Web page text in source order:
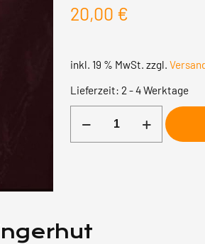
20,00 €
inkl. 19 % MwSt. zzgl.
Lieferzeit: 2 - 4 Werktage
Fingerhut